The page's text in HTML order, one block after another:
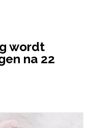
wordt
na 22